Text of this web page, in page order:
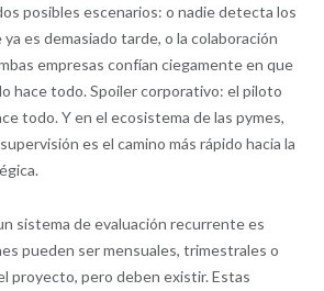
posibles escenarios: o nadie detecta los
es demasiado tarde, o la colaboración
empresas confían ciegamente en que
hace todo. Spoiler corporativo: el piloto
todo. Y en el ecosistema de las pymes,
es el camino más rápido hacia la
sistema de evaluación recurrente es
pueden ser mensuales, trimestrales o
proyecto, pero deben existir. Estas